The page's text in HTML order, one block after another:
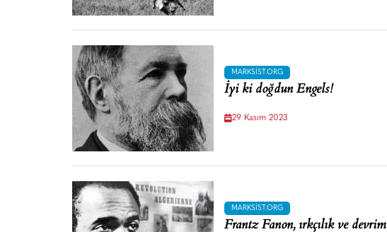
MARKSIST.ORG
İyi ki doğdun Engels!
29 Kasım 2023
MARKSIST.ORG
Frantz Fanon, ırkçılık ve devrim